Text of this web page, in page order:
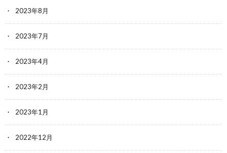
2023年8月
2023年7月
2023年4月
2023年2月
2023年1月
2022年12月